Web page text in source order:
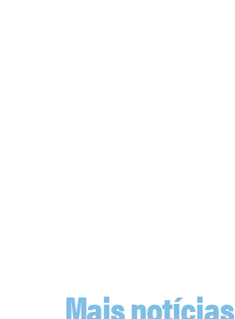
Mais notícias